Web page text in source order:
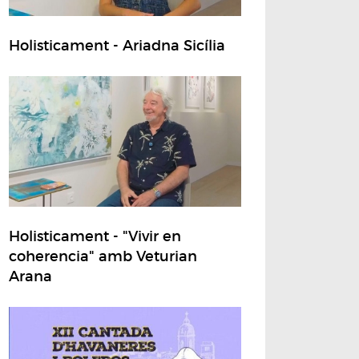
Holisticament - Ariadna Sicília
Holisticament - "Vivir en
coherencia" amb Veturian
Arana